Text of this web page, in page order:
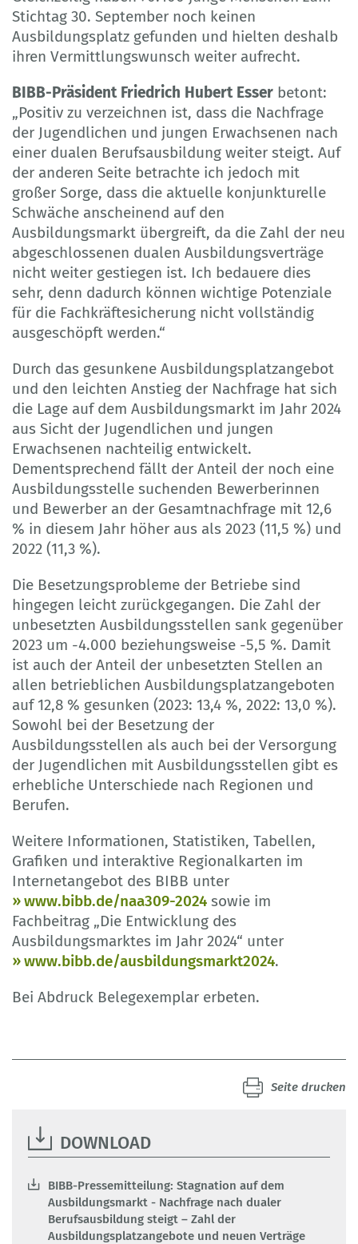
Stichtag 30. September noch keinen
Ausbildungsplatz gefunden und hielten deshalb
ihren Vermittlungswunsch weiter aufrecht.
BIBB-Präsident Friedrich Hubert Esser betont:
„Positiv zu verzeichnen ist, dass die Nachfrage
der Jugendlichen und jungen Erwachsenen nach
einer dualen Berufsausbildung weiter steigt. Auf
der anderen Seite betrachte ich jedoch mit
großer Sorge, dass die aktuelle konjunkturelle
Schwäche anscheinend auf den
Ausbildungsmarkt übergreift, da die Zahl der neu
abgeschlossenen dualen Ausbildungsverträge
nicht weiter gestiegen ist. Ich bedauere dies
sehr, denn dadurch können wichtige Potenziale
für die Fachkräftesicherung nicht vollständig
ausgeschöpft werden.“
Durch das gesunkene Ausbildungsplatzangebot
und den leichten Anstieg der Nachfrage hat sich
die Lage auf dem Ausbildungsmarkt im Jahr 2024
aus Sicht der Jugendlichen und jungen
Erwachsenen nachteilig entwickelt.
Dementsprechend fällt der Anteil der noch eine
Ausbildungsstelle suchenden Bewerberinnen
und Bewerber an der Gesamtnachfrage mit 12,6
% in diesem Jahr höher aus als 2023 (11,5 %) und
2022 (11,3 %).
Die Besetzungsprobleme der Betriebe sind
hingegen leicht zurückgegangen. Die Zahl der
unbesetzten Ausbildungsstellen sank gegenüber
2023 um -4.000 beziehungsweise -5,5 %. Damit
ist auch der Anteil der unbesetzten Stellen an
allen betrieblichen Ausbildungsplatzangeboten
auf 12,8 % gesunken (2023: 13,4 %, 2022: 13,0 %).
Sowohl bei der Besetzung der
Ausbildungsstellen als auch bei der Versorgung
der Jugendlichen mit Ausbildungsstellen gibt es
erhebliche Unterschiede nach Regionen und
Berufen.
Weitere Informationen, Statistiken, Tabellen,
Grafiken und interaktive Regionalkarten im
Internetangebot des BIBB unter
www.bibb.de/naa309-2024 sowie im
Fachbeitrag „Die Entwicklung des
Ausbildungsmarktes im Jahr 2024“ unter
www.bibb.de/ausbildungsmarkt2024.
Bei Abdruck Belegexemplar erbeten.
Seite drucken
DOWNLOAD
BIBB-Pressemitteilung: Stagnation auf dem
Ausbildungsmarkt - Nachfrage nach dualer
Berufsausbildung steigt – Zahl der
Ausbildungsplatzangebote und neuen Verträge